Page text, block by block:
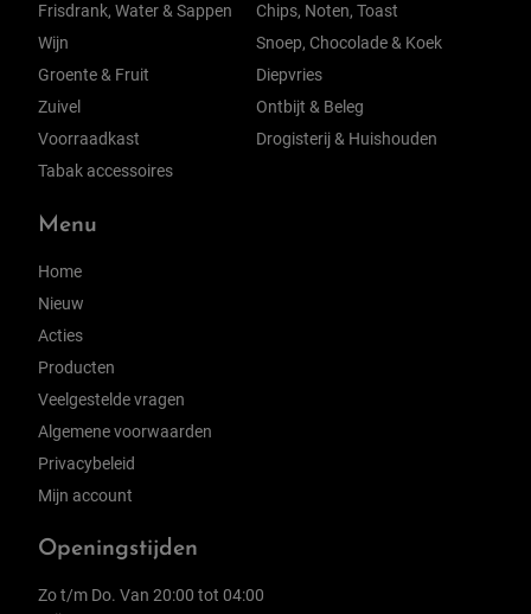
Frisdrank, Water & Sappen
Wijn
Groente & Fruit
Zuivel
Voorraadkast
Tabak accessoires
Chips, Noten, Toast
Snoep, Chocolade & Koek
Diepvries
Ontbijt & Beleg
Drogisterij & Huishouden
Menu
Home
Nieuw
Acties
Producten
Veelgestelde vragen
Algemene voorwaarden
Privacybeleid
Mijn account
Openingstijden
Zo t/m Do. Van 20:00 tot 04:00